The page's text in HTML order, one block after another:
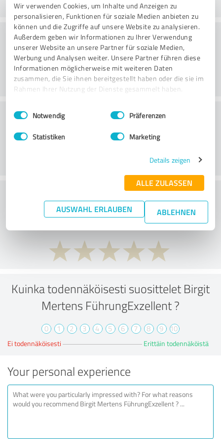
Wir verwenden Cookies, um Inhalte und Anzeigen zu
personalisieren, Funktionen für soziale Medien anbieten zu
können und die Zugriffe auf unsere Website zu analysieren.
Außerdem geben wir Informationen zu Ihrer Verwendung
unserer Website an unsere Partner für soziale Medien,
Werbung und Analysen weiter. Unsere Partner führen diese
Informationen möglicherweise mit weiteren Daten
zusammen, die Sie ihnen bereitgestellt haben oder die sie im
Rahmen Ihrer Nutzung der Dienste gesammelt haben.
Impressum Datenschutzbestimmungen
Einwilligungsauswahl
Notwendig Präferenzen
Statistiken Marketing
Details zeigen
ALLE ZULASSEN
AUSWAHL ERLAUBEN ABLEHNEN
Konsultointi
Asiakaspalvelu
What do you think of the cost to benefit
ratio?
Kuinka todennäköisesti suosittelet Birgit
Mertens FührungExzellent ?
0 1 2 3 4 5 6 7 8 9 10
Ei todennäköisesti Erittäin todennäköistä
Your personal experience